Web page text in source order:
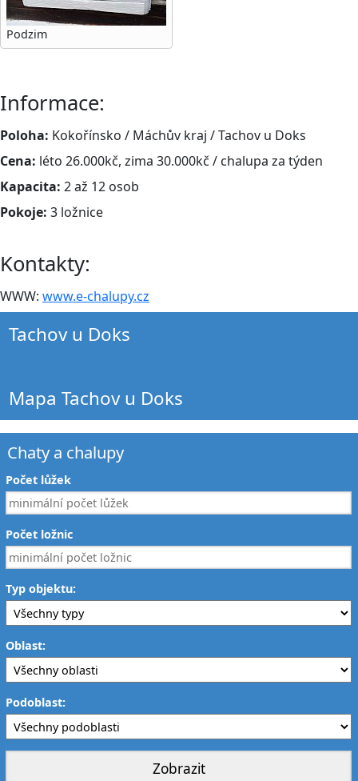
Podzim
Informace:
Poloha: Kokořínsko / Máchův kraj / Tachov u Doks
Cena: léto 26.000kč, zima 30.000kč / chalupa za týden
Kapacita: 2 až 12 osob
Pokoje: 3 ložnice
Kontakty:
WWW: www.e-chalupy.cz
Tachov u Doks
Mapa Tachov u Doks
Chaty a chalupy
Počet lůžek
Počet ložnic
Typ objektu:
Oblast:
Podoblast: